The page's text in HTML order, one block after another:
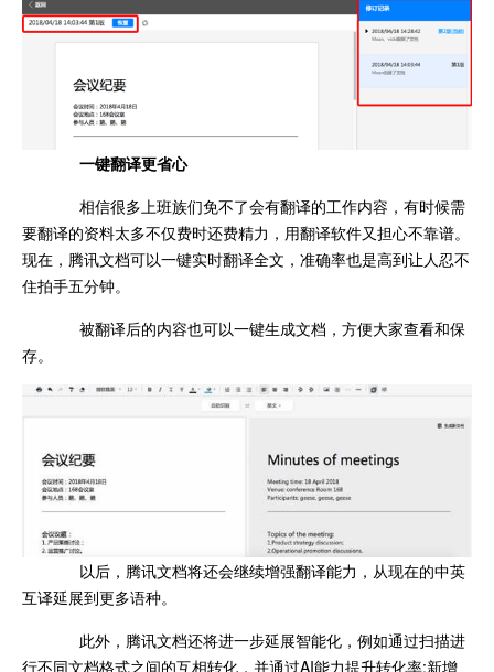
一键翻译更省心
相信很多上班族们免不了会有翻译的工作内容，有时候需
要翻译的资料太多不仅费时还费精力，用翻译软件又担心不靠谱。
现在，腾讯文档可以一键实时翻译全文，准确率也是高到让人忍不
住拍手五分钟。
被翻译后的内容也可以一键生成文档，方便大家查看和保
存。
以后，腾讯文档将还会继续增强翻译能力，从现在的中英
互译延展到更多语种。
此外，腾讯文档还将进一步延展智能化，例如通过扫描进
行不同文档格式之间的互相转化，并通过AI能力提升转化率;新增